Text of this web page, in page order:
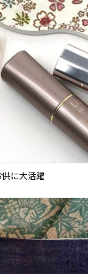
に大活躍